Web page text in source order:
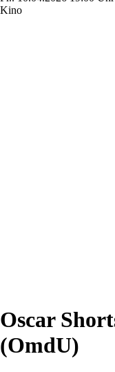
Kino
Oscar
(OmdU)